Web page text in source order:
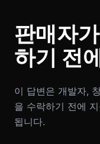
판매자
하기 전
이 답변은 개발자,
을 수락하기 전에
됩니다.